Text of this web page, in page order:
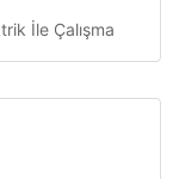
İle Çalışma